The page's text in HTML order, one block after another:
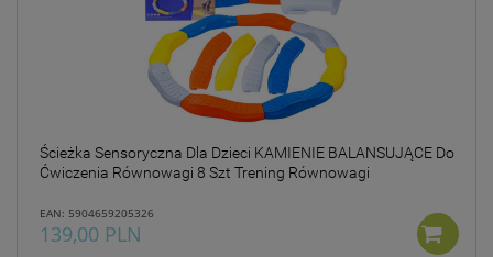
Ścieżka Sensoryczna Dla Dzieci KAMIENIE BALANSUJĄCE Do
Ćwiczenia Równowagi 8 Szt Trening Równowagi
EAN: 5904659205326
139,00 PLN